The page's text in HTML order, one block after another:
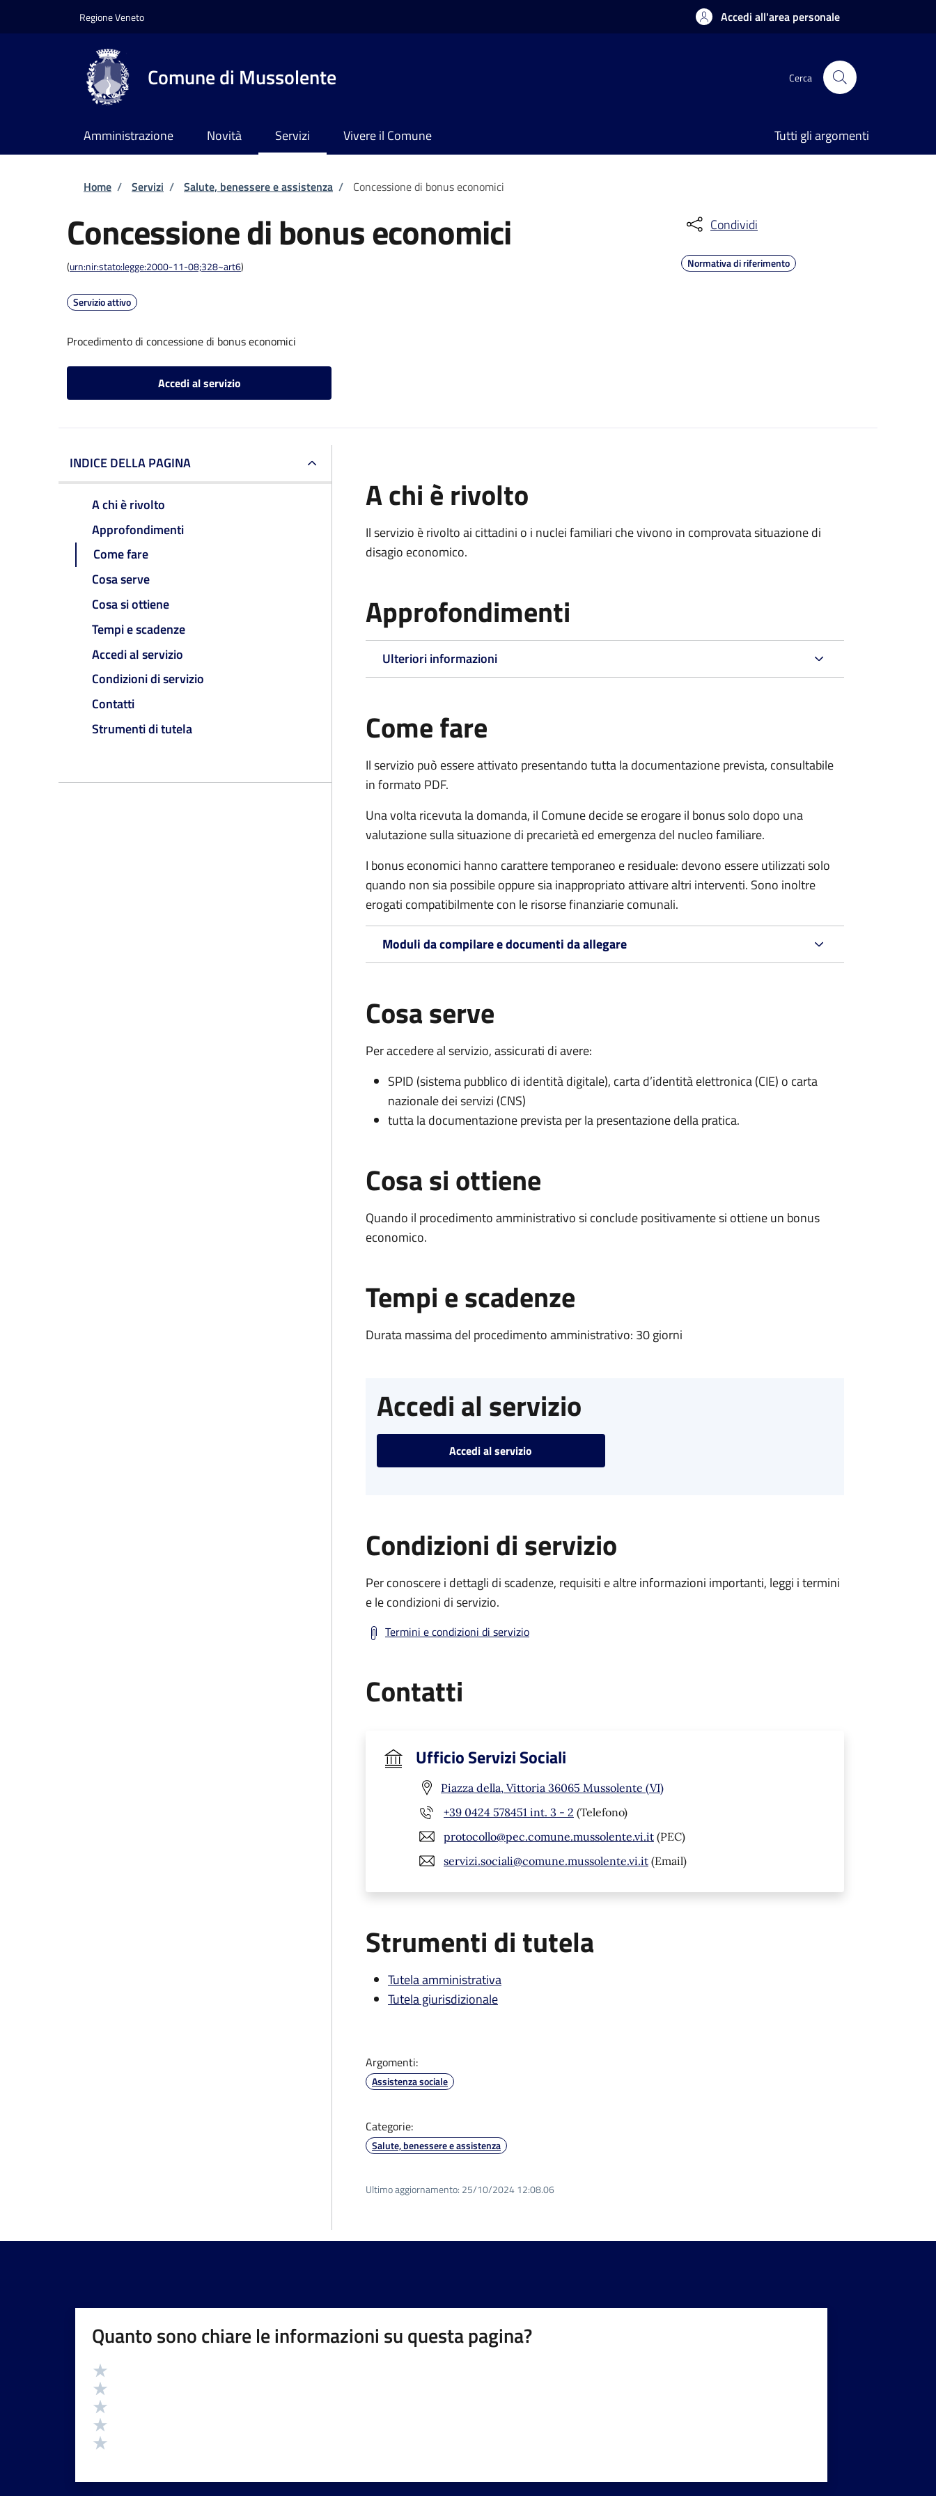
Regione Veneto Accedi all'area personale
Comune di Mussolente Cerca
Amministrazione Novità Servizi Vivere il Comune Tutti gli argomenti
Briciole di pane
Home / Servizi / Salute, benessere e assistenza / Concessione di bonus economici
Concessione di bonus economici
(urn:nir:stato:legge:2000-11-08;328~art6)
Servizio attivo
Procedimento di concessione di bonus economici
Accedi al servizio
Condividi
Normativa di riferimento
INDICE DELLA PAGINA
A chi è rivolto
Approfondimenti
Come fare
Cosa serve
Cosa si ottiene
Tempi e scadenze
Accedi al servizio
Condizioni di servizio
Contatti
Strumenti di tutela
A chi è rivolto
Il servizio è rivolto ai cittadini o i nuclei familiari che vivono in comprovata situazione di
disagio economico.
Approfondimenti
Ulteriori informazioni
Come fare
Il servizio può essere attivato presentando tutta la documentazione prevista, consultabile
in formato PDF.
Una volta ricevuta la domanda, il Comune decide se erogare il bonus solo dopo una
valutazione sulla situazione di precarietà ed emergenza del nucleo familiare.
I bonus economici hanno carattere temporaneo e residuale: devono essere utilizzati solo
quando non sia possibile oppure sia inappropriato attivare altri interventi. Sono inoltre
erogati compatibilmente con le risorse finanziarie comunali.
Moduli da compilare e documenti da allegare
Cosa serve
Per accedere al servizio, assicurati di avere:
SPID (sistema pubblico di identità digitale), carta d’identità elettronica (CIE) o carta
nazionale dei servizi (CNS)
tutta la documentazione prevista per la presentazione della pratica.
Cosa si ottiene
Quando il procedimento amministrativo si conclude positivamente si ottiene un bonus
economico.
Tempi e scadenze
Durata massima del procedimento amministrativo: 30 giorni
Accedi al servizio
Accedi al servizio
Condizioni di servizio
Per conoscere i dettagli di scadenze, requisiti e altre informazioni importanti, leggi i termini
e le condizioni di servizio.
Termini e condizioni di servizio
Contatti
Ufficio Servizi Sociali
Piazza della, Vittoria 36065 Mussolente (VI)
+39 0424 578451 int. 3 - 2 (Telefono)
protocollo@pec.comune.mussolente.vi.it (PEC)
servizi.sociali@comune.mussolente.vi.it (Email)
Strumenti di tutela
Tutela amministrativa
Tutela giurisdizionale
Argomenti:
Assistenza sociale
Categorie:
Salute, benessere e assistenza
Ultimo aggiornamento: 25/10/2024 12:08.06
Quanto sono chiare le informazioni su questa pagina?
Valutazione